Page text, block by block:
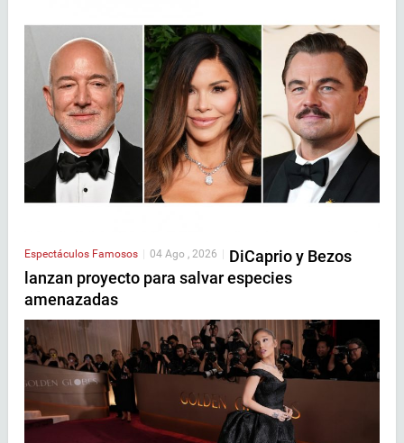
Espectáculos Famosos | 04 Ago , 2026 | DiCaprio y Bezos
lanzan proyecto para salvar especies
amenazadas